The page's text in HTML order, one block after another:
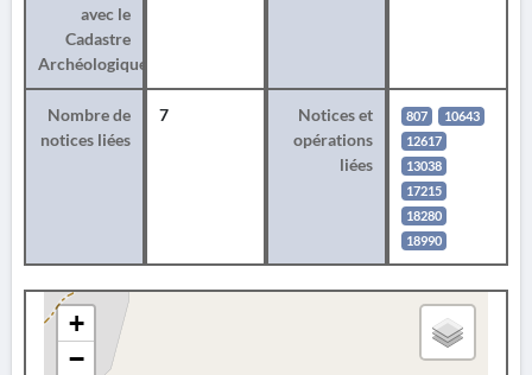
avec le
Cadastre
Archéologique
Nombre de
notices liées
7
Notices et
opérations
liées
807
10643
12617
13038
17215
18280
18990
+
−